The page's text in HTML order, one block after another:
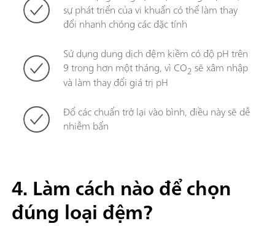
sự phát triển của vi khuẩn có thể làm thay
đổi nhanh chóng các đặc tính
Sử dụng dung dịch đệm kiềm có độ pH trên
9 trong hơn một tháng, vì CO2 sẽ xâm nhập
và làm thay đổi giá trị pH
Đổ các chuẩn trở lại vào bình, điều này sẽ dễ
nhiễm bẩn
4. Làm cách nào để chọn
đúng loại đệm?